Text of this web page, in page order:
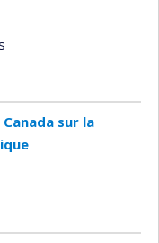
sur la